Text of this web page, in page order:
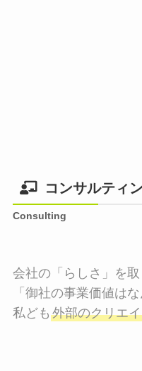
コンサルティ
Consulting
会社の「らしさ」を取
「御社の事業価値は
私ども 外部のクリエ